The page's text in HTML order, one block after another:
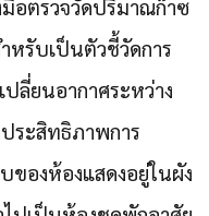
มือตรวจวัดปริมาณก๊าซ
หรับเป็นตัวชี้วัดการ
ปลี่ยนอากาศระหว่าง
ระสิทธิภาพการ
องห้องแสดงอยู่ในผัง